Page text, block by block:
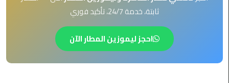
EN
AR
السخنة
ثابتة، خدمة 24/7، تأكيد فوري
احجز ليموزين المطار الآن